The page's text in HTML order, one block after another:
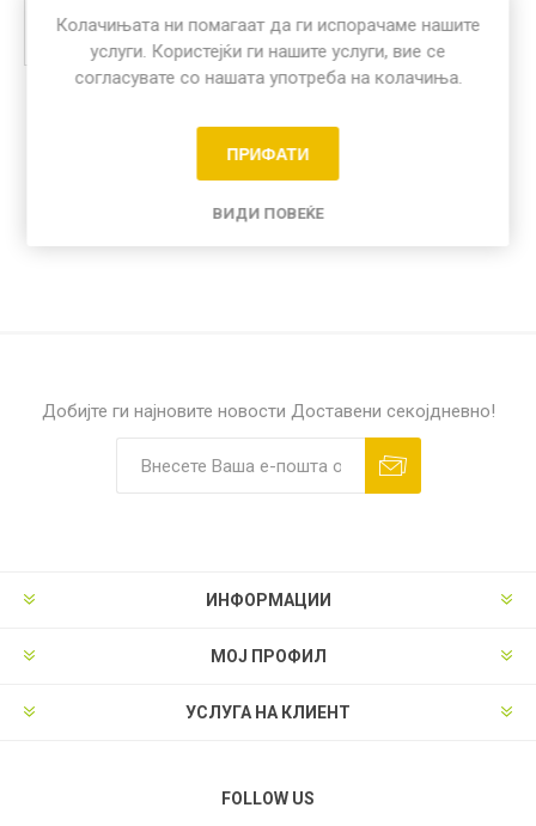
x 360 ml 100 пар
Добијте ги најновите новости Доставени секојдневно!
ИНФОРМАЦИИ
МОЈ ПРОФИЛ
УСЛУГА НА КЛИЕНТ
FOLLOW US
Колачињата ни помагаат да ги испорачаме нашите
услуги. Користејќи ги нашите услуги, вие се
согласувате со нашата употреба на колачиња.
ПРИФАТИ
ВИДИ ПОВЕЌЕ